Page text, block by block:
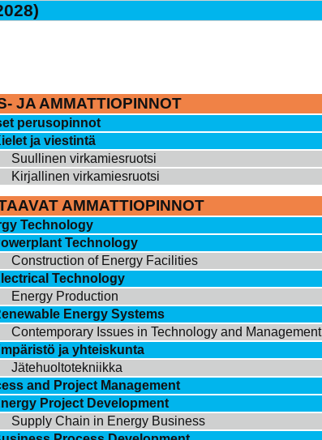
JA AMMATTIOPINNOT
perusopinnot
ja viestintä
Suullinen virkamiesruotsi
Kirjallinen virkamiesruotsi
AMMATTIOPINNOT
Technology
Technology
Construction of Energy Facilities
Technology
Energy Production
Energy Systems
Contemporary Issues in Technology and Management
ja yhteiskunta
Jätehuoltotekniikka
and Project Management
Project Development
Supply Chain in Energy Business